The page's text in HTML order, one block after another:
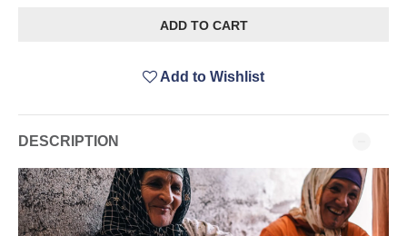
ADD TO CART
Add to Wishlist
DESCRIPTION